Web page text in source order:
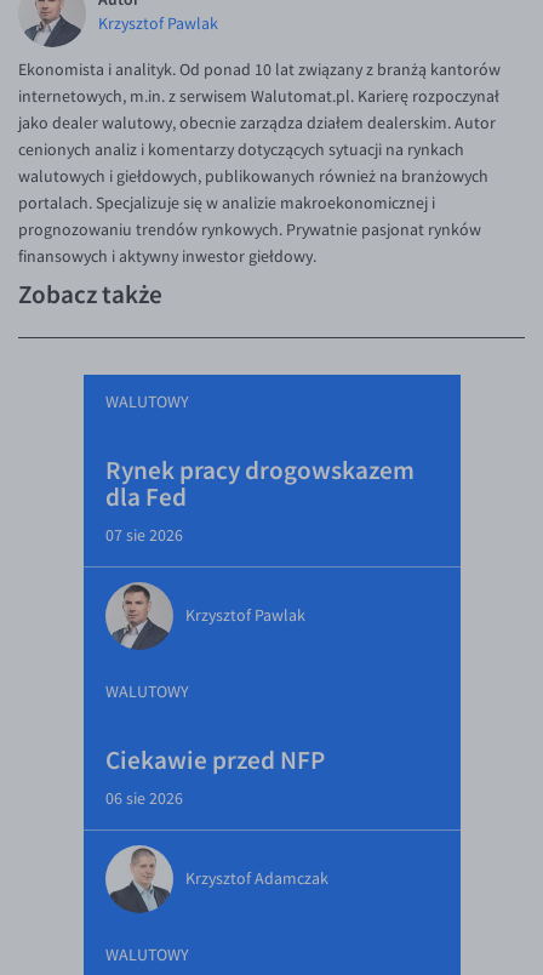
Krzysztof Pawlak
Ekonomista i analityk. Od ponad 10 lat związany z branżą kantorów
internetowych, m.in. z serwisem Walutomat.pl. Karierę rozpoczynał
jako dealer walutowy, obecnie zarządza działem dealerskim. Autor
cenionych analiz i komentarzy dotyczących sytuacji na rynkach
walutowych i giełdowych, publikowanych również na branżowych
portalach. Specjalizuje się w analizie makroekonomicznej i
prognozowaniu trendów rynkowych. Prywatnie pasjonat rynków
finansowych i aktywny inwestor giełdowy.
Zobacz także
WALUTOWY
Rynek pracy drogowskazem
dla Fed
07 sie 2026
Krzysztof Pawlak
WALUTOWY
Ciekawie przed NFP
06 sie 2026
Krzysztof Adamczak
WALUTOWY